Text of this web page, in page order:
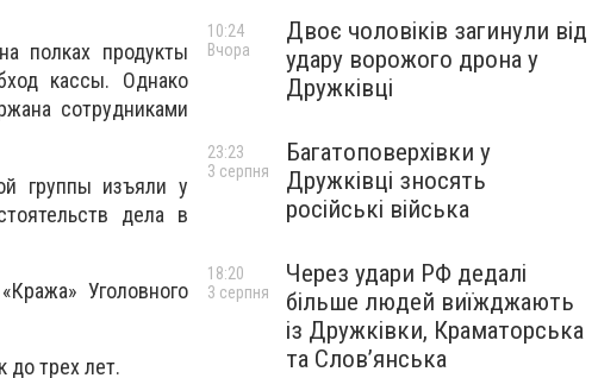
полках продукты
кассы. Однако
сотрудниками
группы изъяли у
дела в
Уголовного
до трех лет.
Двоє чоловіків загинули від
удару ворожого дрона у
Дружківці
10:24
Вчора
Багатоповерхівки у
Дружківці зносять
російські війська
23:23
3 серпня
Через удари РФ дедалі
більше людей виїжджають
із Дружківки, Краматорська
та Слов’янська
18:20
3 серпня